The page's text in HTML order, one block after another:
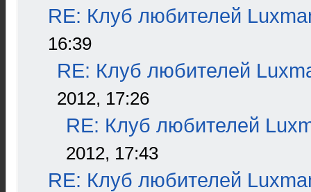
RE: Клуб любителей
16:39
RE: Клуб любителей
2012, 17:26
RE: Клуб любителей
2012, 17:43
RE: Клуб любителей